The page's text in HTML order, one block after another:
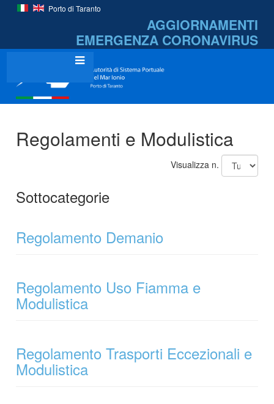
Porto di Taranto
AGGIORNAMENTI
EMERGENZA CORONAVIRUS
Regolamenti e Modulistica
Visualizza n.
Sottocategorie
Regolamento Demanio
Regolamento Uso Fiamma e
Modulistica
Regolamento Trasporti Eccezionali e
Modulistica